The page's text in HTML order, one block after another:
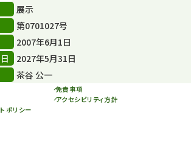
展示
第0701027号
2007年6月1日
2027年5月31日
茶谷 公一
免責事項
アクセシビリティ方針
ポリシー